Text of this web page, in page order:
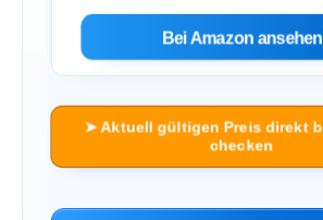
Bei Amazon ansehen
➤ Aktuell gültigen Preis direkt
checken